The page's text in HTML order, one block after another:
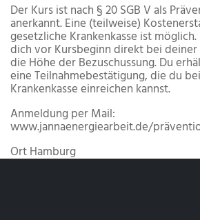
Der Kurs ist nach § 20 SGB V als
anerkannt. Eine (teilweise)
gesetzliche Krankenkasse ist
dich vor Kursbeginn direkt bei deiner
die Höhe der Bezuschussung. Du
eine Teilnahmebestätigung, die du
Krankenkasse einreichen kannst.
Anmeldung per Mail:
www.jannaenergiearbeit.de/
OrtHamburg